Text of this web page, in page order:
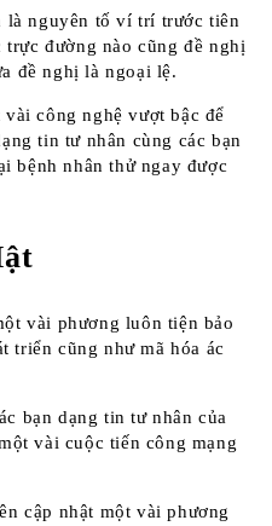
là nguyên tố ví trí trước tiên
đường nào cũng đề nghị
đề nghị là ngoại lệ.
công nghệ vượt bậc để
tin tư nhân cùng các bạn
bệnh nhân thử ngay được
vài phương luôn tiện bảo
triển cũng như mã hóa ác
bạn dạng tin tư nhân của
vài cuộc tiến công mạng
cập nhật một vài phương